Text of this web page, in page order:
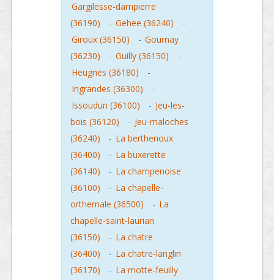
Gargilesse-dampierre
(36190)
- Gehee (36240)
-
Giroux (36150)
- Gournay
(36230)
- Guilly (36150)
-
Heugnes (36180)
-
Ingrandes (36300)
-
Issoudun (36100)
- Jeu-les-
bois (36120)
- Jeu-maloches
(36240)
- La berthenoux
(36400)
- La buxerette
(36140)
- La champenoise
(36100)
- La chapelle-
orthemale (36500)
- La
chapelle-saint-laurian
(36150)
- La chatre
(36400)
- La chatre-langlin
(36170)
- La motte-feuilly